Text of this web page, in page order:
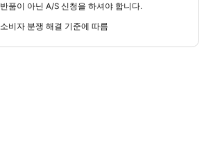
반품이 아닌 A/S 신청을 하셔야 합니다.
소비자 분쟁 해결 기준에 따름